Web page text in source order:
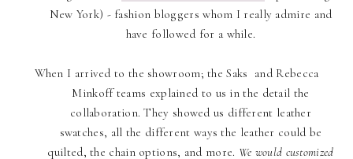
New York) - fashion bloggers whom I really admire and
have followed for a while.
When I arrived to the showroom; the Saks and Rebecca
Minkoff teams explained to us in the detail the
collaboration. They showed us different leather
swatches, all the different ways the leather could be
quilted, the chain options, and more. We would customized